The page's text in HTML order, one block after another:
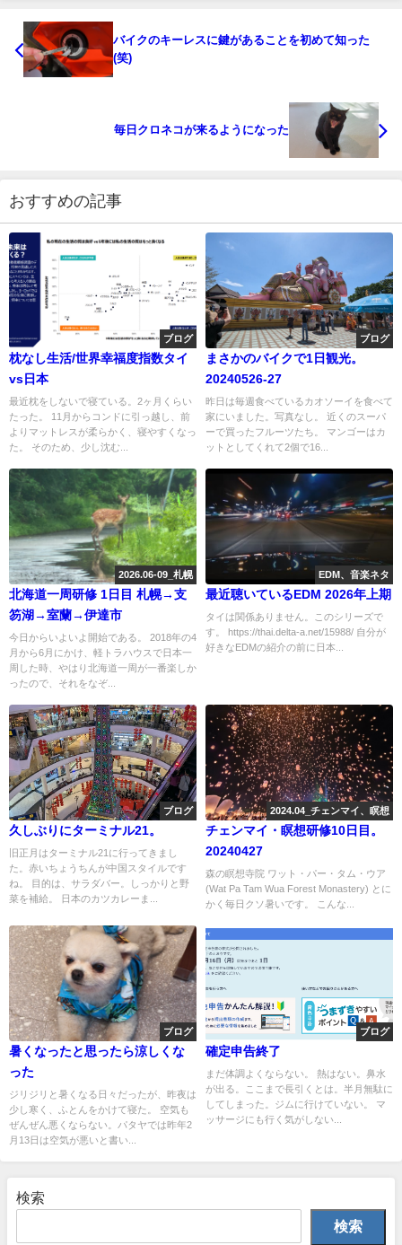
バイクのキーレスに鍵があることを初めて知った
(笑)
毎日クロネコが来るようになった
おすすめの記事
ブログ
枕なし生活/世界幸福度指数タイ
vs日本
最近枕をしないで寝ている。2ヶ月くらい
たった。 11月からコンドに引っ越し、前
よりマットレスが柔らかく、寝やすくなっ
た。 そのため、少し沈む...
ブログ
まさかのバイクで1日観光。
20240526-27
昨日は毎週食べているカオソーイを食べて
家にいました。写真なし。 近くのスーパ
ーで買ったフルーツたち。 マンゴーはカ
ットとしてくれて2個で16...
2026.06-09_札幌
北海道一周研修 1日目 札幌→支
笏湖→室蘭→伊達市
今日からいよいよ開始である。 2018年の4
月から6月にかけ、軽トラハウスで日本一
周した時、やはり北海道一周が一番楽しか
ったので、それをなぞ...
EDM、音楽ネタ
最近聴いているEDM 2026年上期
タイは関係ありません。このシリーズで
す。 https://thai.delta-a.net/15988/ 自分が
好きなEDMの紹介の前に日本...
ブログ
久しぶりにターミナル21。
旧正月はターミナル21に行ってきまし
た。赤いちょうちんが中国スタイルです
ね。 目的は、サラダバー。しっかりと野
菜を補給。 日本のカツカレーま...
2024.04_チェンマイ、瞑想
チェンマイ・瞑想研修10日目。
20240427
森の瞑想寺院 ワット・パー・タム・ウア
(Wat Pa Tam Wua Forest Monastery) とに
かく毎日クソ暑いです。 こんな...
ブログ
暑くなったと思ったら涼しくな
った
ジリジリと暑くなる日々だったが、昨夜は
少し寒く、ふとんをかけて寝た。 空気も
ぜんぜん悪くならない。パタヤでは昨年2
月13日は空気が悪いと書い...
ブログ
確定申告終了
まだ体調よくならない。 熱はない。鼻水
が出る。ここまで長引くとは。半月無駄に
してしまった。ジムに行けていない。 マ
ッサージにも行く気がしない...
検索
検索